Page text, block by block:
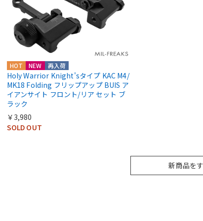
HOT NEW 再入荷
Holy Warrior Knight'sタイプ KAC M4/
MK18 Folding フリップアップ BUIS ア
イアンサイト フロント/リア セット ブ
ラック
￥3,980
SOLD OUT
新商品を